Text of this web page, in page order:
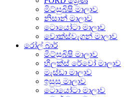
මිට්සුබිෂි මාලාව
නිසාන් මාලාව
ටොයෝටා මාලාව
වොක්ස්වැගන් මාලාව
රෝල් බාර්
මිට්සුබිෂි මාලාව
හිලක්ස් රේවෝ මාලාව
මැස්ඩා මාලාව
ඉසුසු මාලාව
ටොයෝටා මාලාව